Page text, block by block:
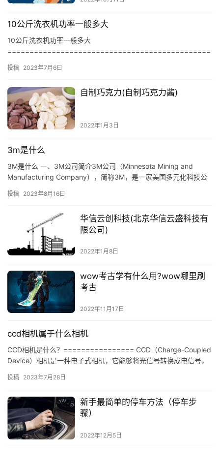
10公斤洗衣机功率一般多大
10公斤洗衣机功率一般多大
==============================================
率…
投稿 2023年7月6日
自制巧克力(自制巧克力酱)
2022年1月3日
3m是什么
3M是什么 一、3M公司简介3M公司（Minnesota Mining and
Manufacturing Company），简称3M，是一家美国多元化科技公
投稿 2023年8月16日
华信云创科技(北京华信云盛科技有
限公司)
2022年1月8日
wow考古学有什么用?wow哪里刷
考古
2022年11月17日
ccd相机属于什么相机
CCD相机是什么？================ CCD（Charge-Coupled
Device）相机是一种电子式相机，它能够将光信号转换成电信号，
投稿 2023年7月28日
新手最简单的停车方法（停车步
骤）
2022年12月5日